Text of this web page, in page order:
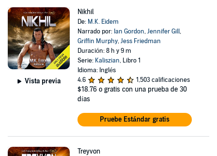
Vista previa
Nikhil
De: M.K. Eidem
Narrado por: Ian Gordon,Jennifer Gill,
Griffin Murphy,Jess Friedman
Duración: 8 h y 9 m
Serie: Kaliszian, Libro 1
Idioma: Inglés
4.6
1,503 calificaciones
$18.76 o gratis con una prueba de 30
días
Pruebe Estándar gratis
Treyvon